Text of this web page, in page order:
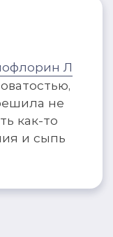
Л
не
как-то
и сыпь